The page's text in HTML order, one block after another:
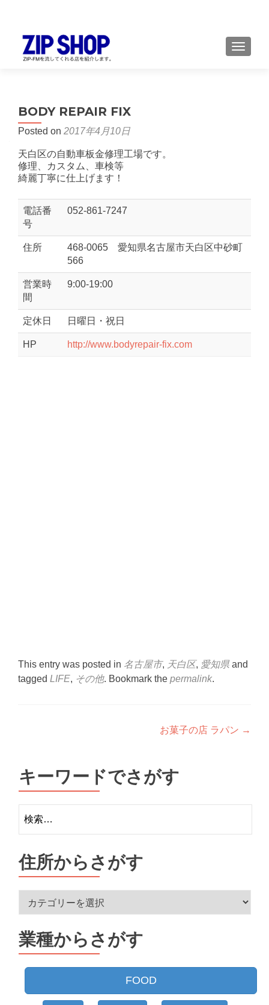
BODY REPAIR FIX
Posted on 2017年4月10日
天白区の自動車板金修理工場です。
修理、カスタム、車検等
綺麗丁寧に仕上げます！
電話番
号
052-861-7247
住所
468-0065 愛知県名古屋市天白区中砂町
566
営業時
間
9:00-19:00
定休日 日曜日・祝日
HP http://www.bodyrepair-fix.com
This entry was posted in 名古屋市, 天白区, 愛知県 and
tagged LIFE, その他. Bookmark the permalink.
お菓子の店 ラパン →
キーワードでさがす
索:
住所からさがす
ら
さ
が
業種からさがす
FOOD